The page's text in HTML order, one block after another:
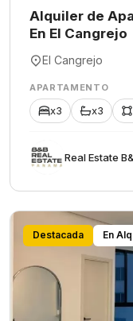
Alquiler de
En El Cangrejo
El Cangrejo
APARTAMENTO
x3 x3
Rеаl Еstаtе
Destacada En